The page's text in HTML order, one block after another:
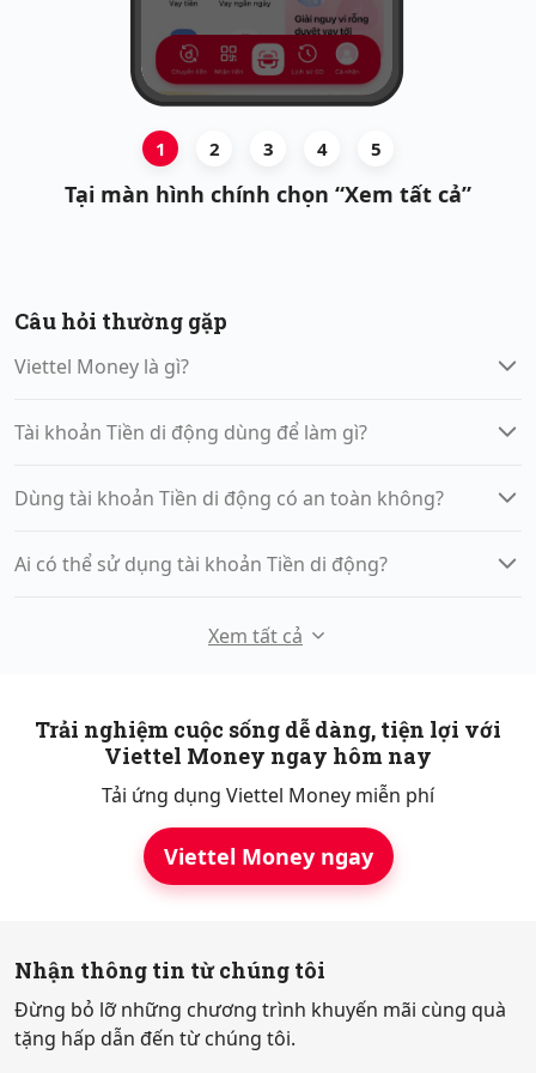
1
Tại màn hình chính chọn “Xem tất cả”
2 3 4 5
Câu hỏi thường gặp
Viettel Money là gì?
Tài khoản Tiền di động dùng để làm gì?
Dùng tài khoản Tiền di động có an toàn không?
Ai có thể sử dụng tài khoản Tiền di động?
Xem tất cả
Trải nghiệm cuộc sống dễ dàng, tiện lợi với
Viettel Money ngay hôm nay
Tải ứng dụng Viettel Money miễn phí
Viettel Money ngay
Nhận thông tin từ chúng tôi
Đừng bỏ lỡ những chương trình khuyến mãi cùng quà
tặng hấp dẫn đến từ chúng tôi.